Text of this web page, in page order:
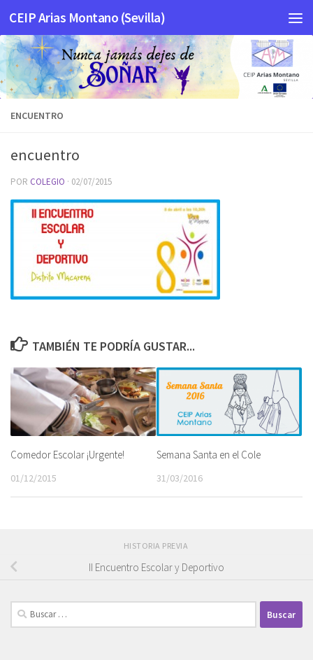
Saltar al contenido
CEIP Arias Montano (Sevilla)
ENCUENTRO
encuentro
POR COLEGIO · 02/07/2015
TAMBIÉN TE PODRÍA GUSTAR...
Comedor Escolar ¡Urgente!
01/12/2015
Semana Santa en el Cole
31/03/2016
HISTORIA PREVIA
II Encuentro Escolar y Deportivo
Buscar: